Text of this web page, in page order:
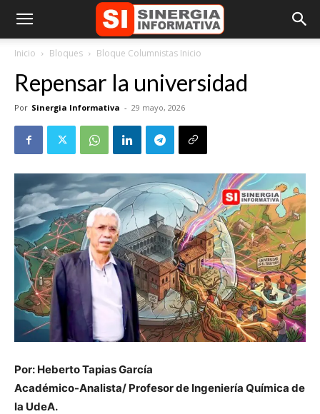
Inicio Bloques Bloque Columnistas Inicio
Repensar la universidad
Por Sinergia Informativa - 29 mayo, 2026
Por: Heberto Tapias García
Académico-Analista/ Profesor de Ingeniería Química de
la UdeA.